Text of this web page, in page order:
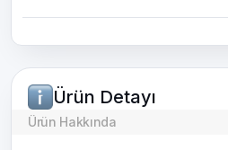
Ürün Detayı
Ürün Hakkında